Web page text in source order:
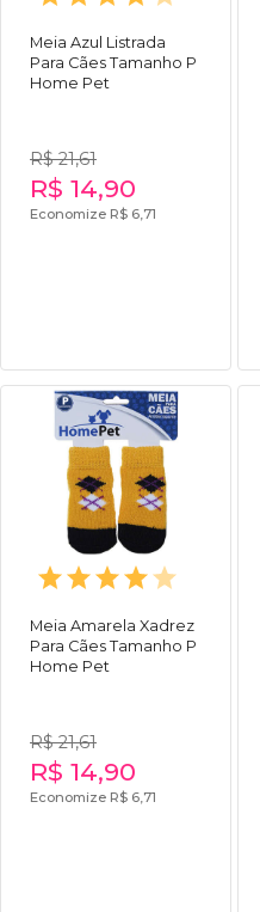
Meia Azul Listrada
Para Cães Tamanho P
Home Pet
R$ 21,61
R$ 14,90
Economize R$ 6,71
Meia Amarela Xadrez
Para Cães Tamanho P
Home Pet
R$ 21,61
R$ 14,90
Economize R$ 6,71